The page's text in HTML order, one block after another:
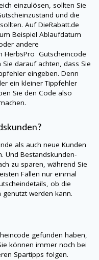
einzulösen, sollten Sie
und die
AufDieRabatt.de
Beispiel Ablaufdatum
andere
HerbsPro Gutscheincode
darauf achten, dass Sie
eingeben. Denn
ein kleiner Tippfehler
Sie den Code also
als auch neue Kunden
Und Bestandskunden-
zu sparen, während Sie
Fällen nur einmal
ob die
werden kann.
gefunden haben,
können immer noch bei
Spartipps folgen.